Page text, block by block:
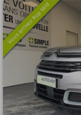
Vous arrivez trop tard